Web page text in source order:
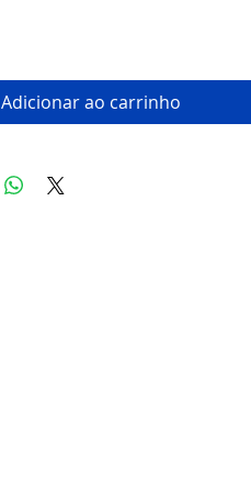
Adicionar ao carrinho